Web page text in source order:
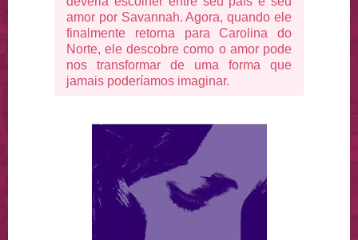
amor por Savannah. Agora, quando ele
finalmente retorna para Carolina do
Norte, ele descobre como o amor pode
nos transformar de uma forma que
jamais poderíamos imaginar.